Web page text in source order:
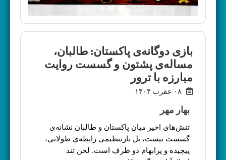
بازی دوگانه‌ی پاکستان: طالبان،
مساله‌ی پشتون و گسست روایت
مبارزه با ترور
بهار مهر
تنش‌های اخیر میان پاکستان و طالبان نشانه‌ی
گسست نیست، بل بازتنظیمی‌ رابطه‌ی طولانی،
پیچیده و پرابهام دو طرف است. لحن تند